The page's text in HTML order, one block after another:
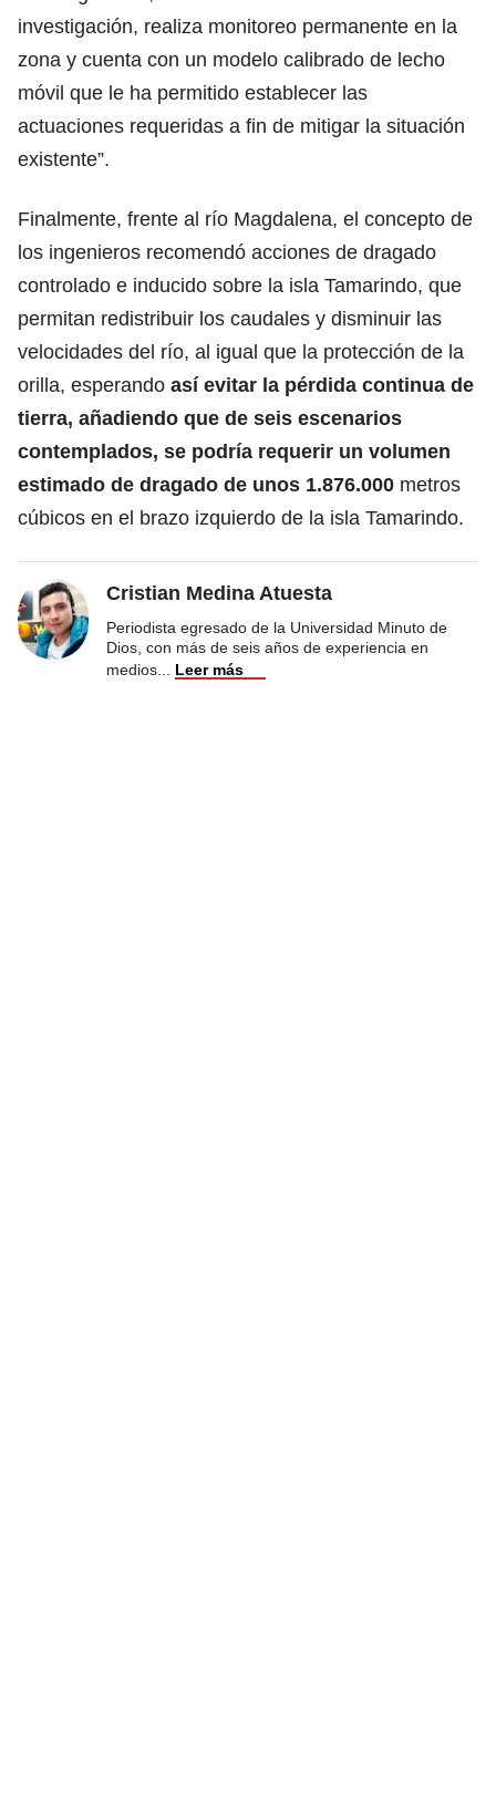
investigación, realiza monitoreo permanente en la
zona y cuenta con un modelo calibrado de lecho
móvil que le ha permitido establecer las
actuaciones requeridas a fin de mitigar la situación
existente”.
Finalmente, frente al río Magdalena, el concepto de
los ingenieros recomendó acciones de dragado
controlado e inducido sobre la isla Tamarindo, que
permitan redistribuir los caudales y disminuir las
velocidades del río, al igual que la protección de la
orilla, esperando así evitar la pérdida continua de
tierra, añadiendo que de seis escenarios
contemplados, se podría requerir un volumen
estimado de dragado de unos 1.876.000 metros
cúbicos en el brazo izquierdo de la isla Tamarindo.
Cristian Medina Atuesta
Periodista egresado de la Universidad Minuto de
Dios, con más de seis años de experiencia en
medios
Leer más